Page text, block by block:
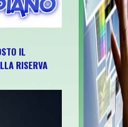
IL
RISERVA